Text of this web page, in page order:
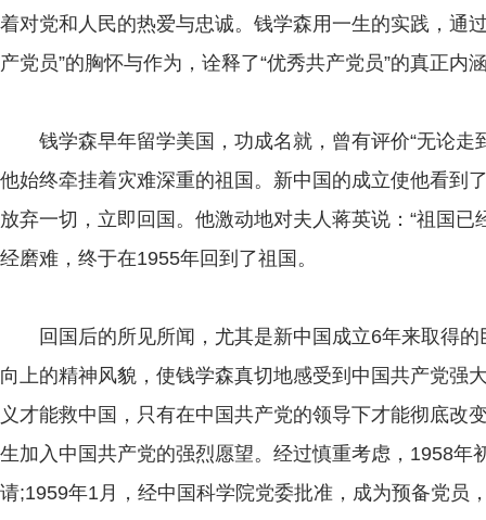
着对党和人民的热爱与忠诚。钱学森用一生的实践，通
产党员”的胸怀与作为，诠释了“优秀共产党员”的真正内
钱学森早年留学美国，功成名就，曾有评价“无论走
他始终牵挂着灾难深重的祖国。新中国的成立使他看到
放弃一切，立即回国。他激动地对夫人蒋英说：“祖国已
经磨难，终于在1955年回到了祖国。
回国后的所见所闻，尤其是新中国成立6年来取得的
向上的精神风貌，使钱学森真切地感受到中国共产党强
义才能救中国，只有在中国共产党的领导下才能彻底改
生加入中国共产党的强烈愿望。经过慎重考虑，1958年
请;1959年1月，经中国科学院党委批准，成为预备党员